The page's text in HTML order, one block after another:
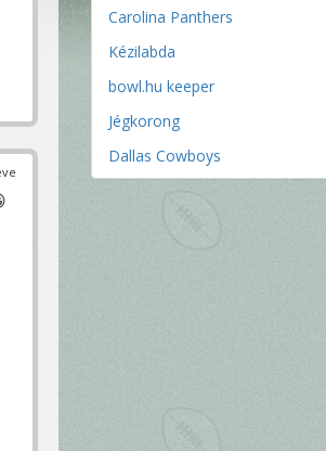
Carolina Panthers
Kézilabda
bowl.hu keeper
Jégkorong
Dallas Cowboys